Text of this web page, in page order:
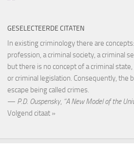
GESELECTEERDE CITATEN
In existing criminology there are
profession, a criminal society, a criminal
but there is no concept of a criminal
or criminal legislation. Consequently, the
escape being called crimes.
— P.D. Ouspensky, “A New Model of the
Volgend citaat »